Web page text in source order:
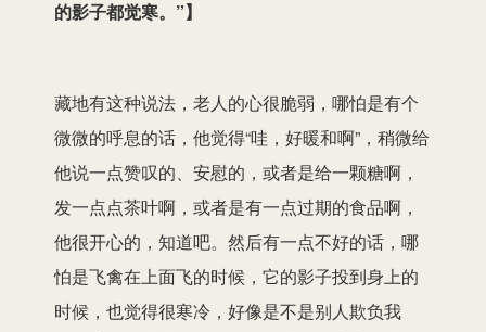
的影子都觉寒。”】
藏地有这种说法，老人的心很脆弱，哪怕是有个
微微的呼息的话，他觉得“哇，好暖和啊”，稍微给
他说一点赞叹的、安慰的，或者是给一颗糖啊，
发一点点茶叶啊，或者是有一点过期的食品啊，
他很开心的，知道吧。然后有一点不好的话，哪
怕是飞禽在上面飞的时候，它的影子投到身上的
时候，也觉得很寒冷，好像是不是别人欺负我